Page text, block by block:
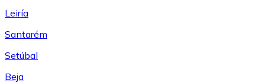
Leiría
Santarém
Setúbal
Beja